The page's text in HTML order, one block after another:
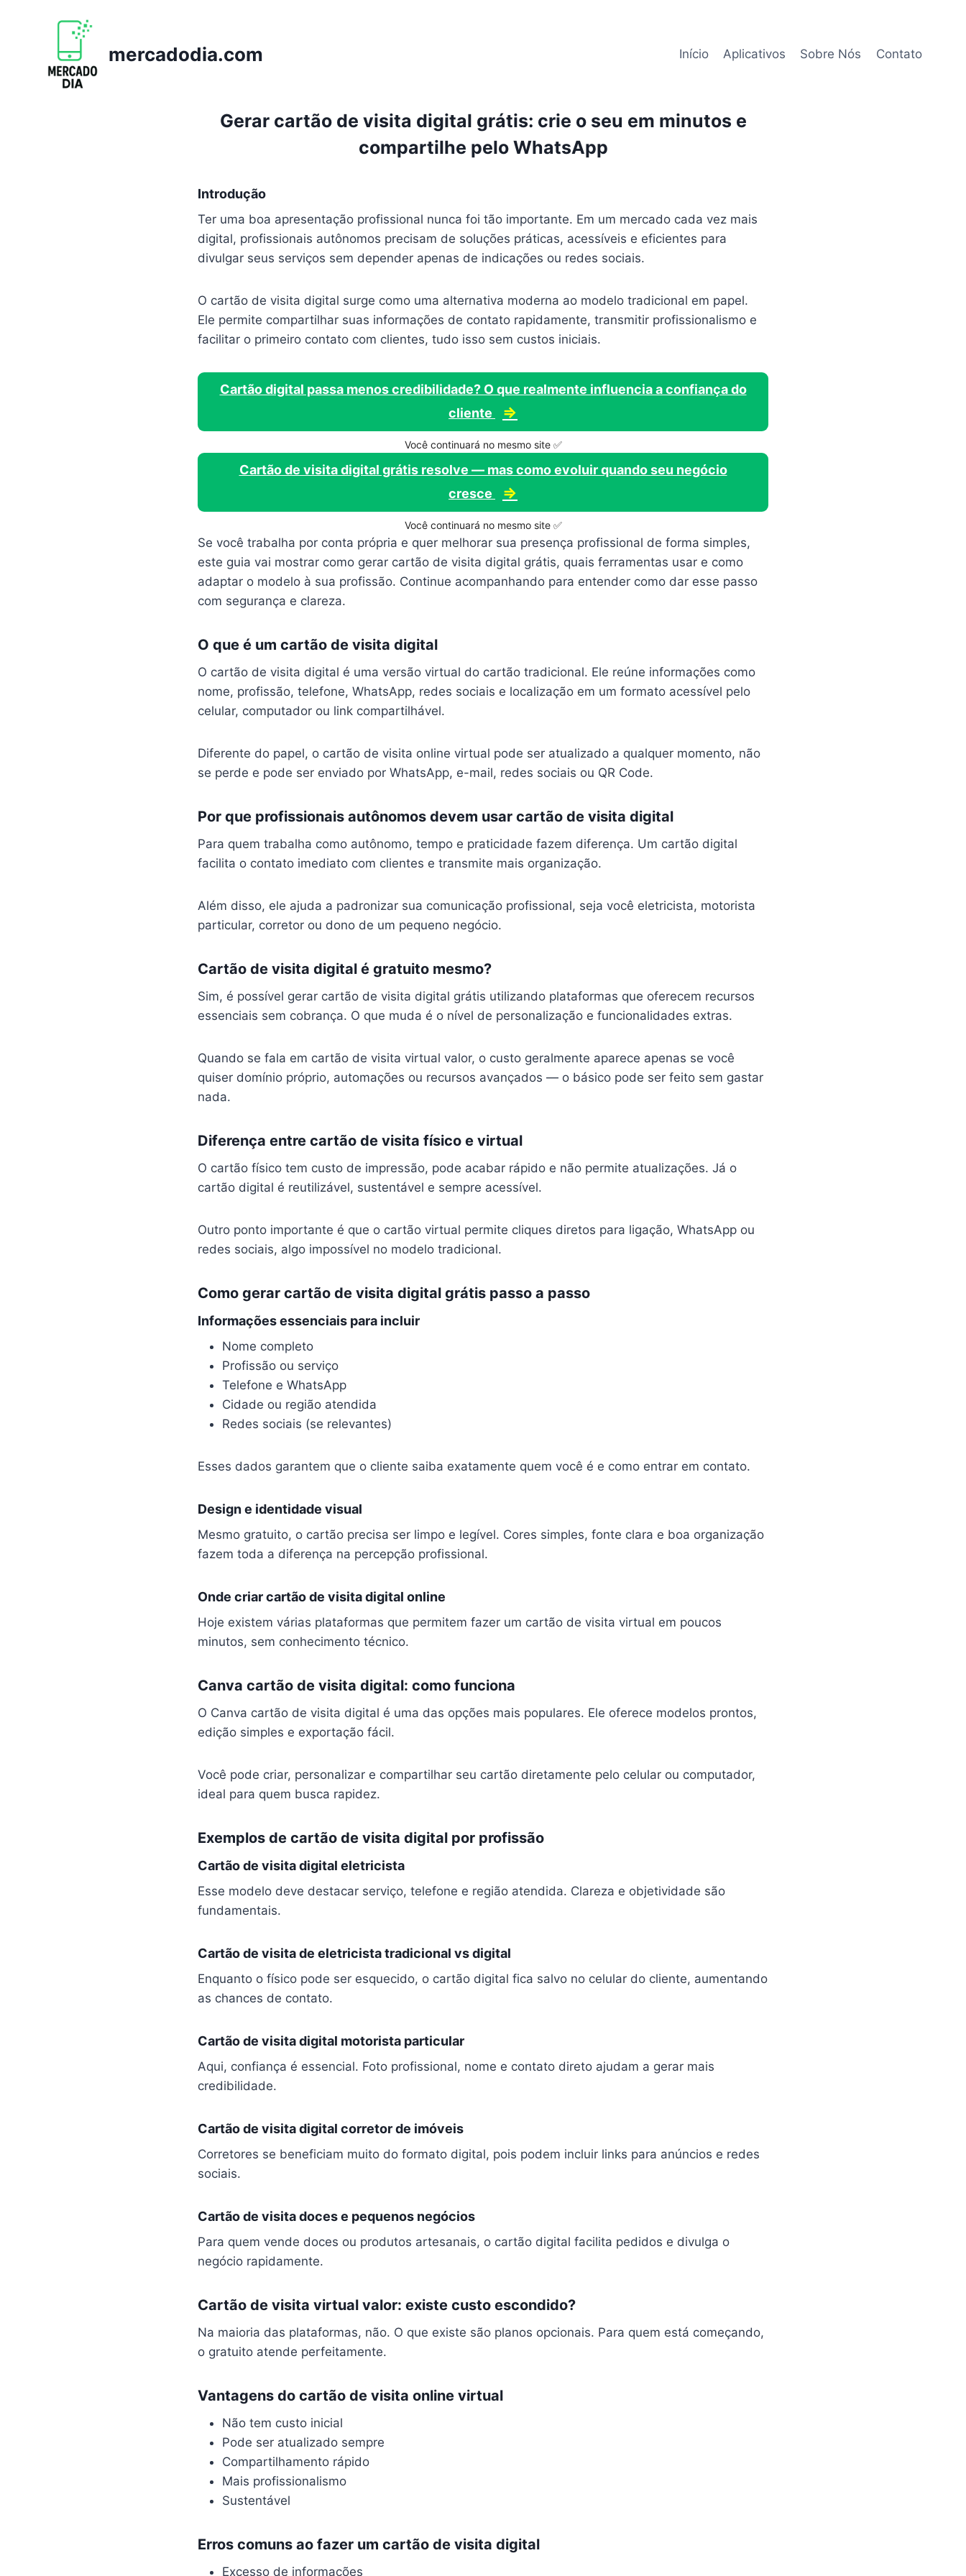
Conteúdo
mercadodia.com Início Aplicativos Sobre Nós Contato
Gerar cartão de visita digital grátis: crie o seu em minutos e
compartilhe pelo WhatsApp
Introdução
Ter uma boa apresentação profissional nunca foi tão importante. Em um mercado cada vez mais
digital, profissionais autônomos precisam de soluções práticas, acessíveis e eficientes para
divulgar seus serviços sem depender apenas de indicações ou redes sociais.
O cartão de visita digital surge como uma alternativa moderna ao modelo tradicional em papel.
Ele permite compartilhar suas informações de contato rapidamente, transmitir profissionalismo e
facilitar o primeiro contato com clientes, tudo isso sem custos iniciais.
Cartão digital passa menos credibilidade? O que realmente influencia a confiança do
cliente
⇒
Você continuará no mesmo site ✅
Cartão de visita digital grátis resolve — mas como evoluir quando seu negócio
cresce
⇒
Você continuará no mesmo site ✅
Se você trabalha por conta própria e quer melhorar sua presença profissional de forma simples,
este guia vai mostrar como gerar cartão de visita digital grátis, quais ferramentas usar e como
adaptar o modelo à sua profissão. Continue acompanhando para entender como dar esse passo
com segurança e clareza.
O que é um cartão de visita digital
O cartão de visita digital é uma versão virtual do cartão tradicional. Ele reúne informações como
nome, profissão, telefone, WhatsApp, redes sociais e localização em um formato acessível pelo
celular, computador ou link compartilhável.
Diferente do papel, o cartão de visita online virtual pode ser atualizado a qualquer momento, não
se perde e pode ser enviado por WhatsApp, e-mail, redes sociais ou QR Code.
Por que profissionais autônomos devem usar cartão de visita digital
Para quem trabalha como autônomo, tempo e praticidade fazem diferença. Um cartão digital
facilita o contato imediato com clientes e transmite mais organização.
Além disso, ele ajuda a padronizar sua comunicação profissional, seja você eletricista, motorista
particular, corretor ou dono de um pequeno negócio.
Cartão de visita digital é gratuito mesmo?
Sim, é possível gerar cartão de visita digital grátis utilizando plataformas que oferecem recursos
essenciais sem cobrança. O que muda é o nível de personalização e funcionalidades extras.
Quando se fala em cartão de visita virtual valor, o custo geralmente aparece apenas se você
quiser domínio próprio, automações ou recursos avançados — o básico pode ser feito sem gastar
nada.
Diferença entre cartão de visita físico e virtual
O cartão físico tem custo de impressão, pode acabar rápido e não permite atualizações. Já o
cartão digital é reutilizável, sustentável e sempre acessível.
Outro ponto importante é que o cartão virtual permite cliques diretos para ligação, WhatsApp ou
redes sociais, algo impossível no modelo tradicional.
Como gerar cartão de visita digital grátis passo a passo
Informações essenciais para incluir
Nome completo
Profissão ou serviço
Telefone e WhatsApp
Cidade ou região atendida
Redes sociais (se relevantes)
Esses dados garantem que o cliente saiba exatamente quem você é e como entrar em contato.
Design e identidade visual
Mesmo gratuito, o cartão precisa ser limpo e legível. Cores simples, fonte clara e boa organização
fazem toda a diferença na percepção profissional.
Onde criar cartão de visita digital online
Hoje existem várias plataformas que permitem fazer um cartão de visita virtual em poucos
minutos, sem conhecimento técnico.
Canva cartão de visita digital: como funciona
O Canva cartão de visita digital é uma das opções mais populares. Ele oferece modelos prontos,
edição simples e exportação fácil.
Você pode criar, personalizar e compartilhar seu cartão diretamente pelo celular ou computador,
ideal para quem busca rapidez.
Exemplos de cartão de visita digital por profissão
Cartão de visita digital eletricista
Esse modelo deve destacar serviço, telefone e região atendida. Clareza e objetividade são
fundamentais.
Cartão de visita de eletricista tradicional vs digital
Enquanto o físico pode ser esquecido, o cartão digital fica salvo no celular do cliente, aumentando
as chances de contato.
Cartão de visita digital motorista particular
Aqui, confiança é essencial. Foto profissional, nome e contato direto ajudam a gerar mais
credibilidade.
Cartão de visita digital corretor de imóveis
Corretores se beneficiam muito do formato digital, pois podem incluir links para anúncios e redes
sociais.
Cartão de visita doces e pequenos negócios
Para quem vende doces ou produtos artesanais, o cartão digital facilita pedidos e divulga o
negócio rapidamente.
Cartão de visita virtual valor: existe custo escondido?
Na maioria das plataformas, não. O que existe são planos opcionais. Para quem está começando,
o gratuito atende perfeitamente.
Vantagens do cartão de visita online virtual
Não tem custo inicial
Pode ser atualizado sempre
Compartilhamento rápido
Mais profissionalismo
Sustentável
Erros comuns ao fazer um cartão de visita digital
Excesso de informações